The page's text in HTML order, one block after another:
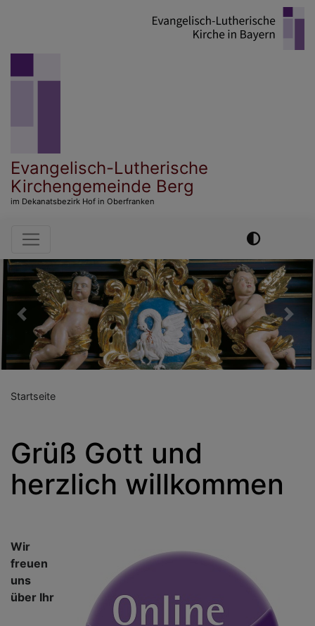
Evangelisch-Lutherische
Kirchengemeinde Berg
im Dekanatsbezirk Hof in Oberfranken
Hauptnavigation
Previous Next
Startseite
Grüß Gott und
herzlich willkommen
Wir
freuen
uns
über Ihr